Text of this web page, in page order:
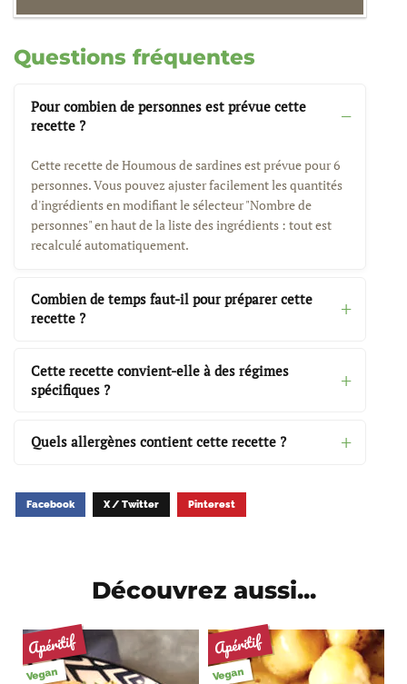
Questions fréquentes
Pour combien de personnes est prévue cette
recette ?
Cette recette de Houmous de sardines est prévue pour 6
personnes. Vous pouvez ajuster facilement les quantités
d'ingrédients en modifiant le sélecteur "Nombre de
personnes" en haut de la liste des ingrédients : tout est
recalculé automatiquement.
Combien de temps faut-il pour préparer cette
recette ?
Cette recette convient-elle à des régimes
spécifiques ?
Quels allergènes contient cette recette ?
Facebook X / Twitter Pinterest
Découvrez aussi...
Apéritif
Vegan
Apéritif
Vegan